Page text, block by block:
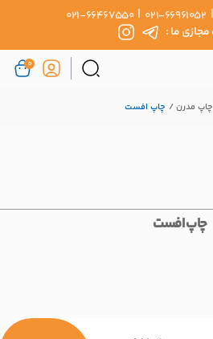
|
021-66961052
|
021-66467550
ما :
0
چاپ مدرن چاپ افست
چاپ افست